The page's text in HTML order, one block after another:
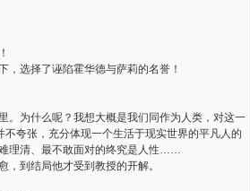
，选择了诬陷霍华德与萨莉的名誉！
。为什么呢？我想大概是我们同作为人类，对这一
夸张，充分体现一个生活于现实世界的平凡人的
理清、最不敢面对的终究是人性……
到结局他才受到教授的开解。